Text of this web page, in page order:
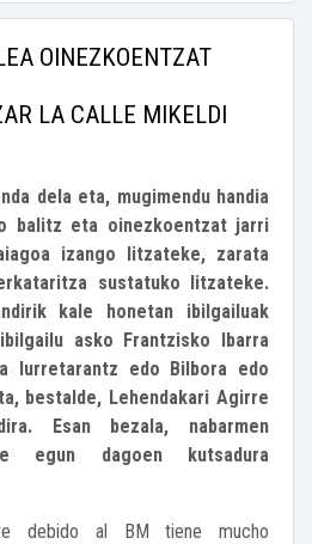
OINEZKOENTZAT
LA CALLE MIKELDI
dela eta, mugimendu handia
balitz eta oinezkoentzat jarri
izango litzateke, zarata
sustatuko litzateke.
kale honetan ibilgailuak
asko Frantzisko Ibarra
Iurretarantz edo Bilbora edo
bestalde, Lehendakari Agirre
Esan bezala, nabarmen
egun dagoen kutsadura
debido al BM tiene mucho